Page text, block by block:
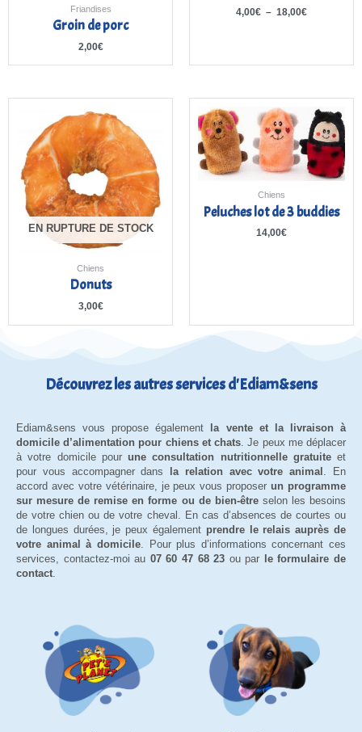
Friandises
Groin de porc
2,00€
4,00€ – 18,00€
EN RUPTURE DE STOCK
Chiens
Donuts
3,00€
Chiens
Peluches lot de 3 buddies
14,00€
Découvrez les autres services d'Ediam&sens
Ediam&sens vous propose également
la vente et la livraison à
domicile d’alimentation pour chiens et chats. Je peux me déplacer
à votre domicile pour une consultation nutritionnelle gratuiteet
pour vous accompagner dans
la relation avec votre animal . En
accord avec votre vétérinaire, je peux vous proposerun programme
sur mesure de remise en forme ou de bien-êtreselon les besoins
de votre chien ou de votre cheval. En cas d’absences de courtes ou
de longues durées, je peux également prendre le relais auprès de
votre animal à domicile. Pour plus d’informations concernant ces
services, contactez-moi au 07 60 47 68 23 ou par
le formulaire de
contact.